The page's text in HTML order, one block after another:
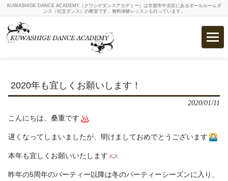
KUWASHIGE DANCE ACADEMY（クワシゲダンスアカデミー）は京都市中京区にあるボールルームダ
ンス（社交ダンス）の教室です。無料体験レッスンも行っています。
2020年も宜しくお願いします！
2020/01/11
こんにちは、桑重です
遅くなってしまいましたが、明けましておめでとうございます
本年も宜しくお願いいたします
昨年の5周年のパーティー以降は冬のパーティーシーズンに入り、